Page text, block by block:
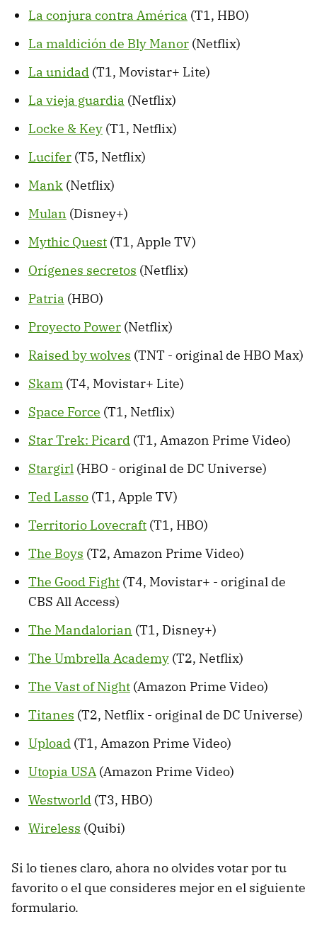
La conjura contra América (T1, HBO)
La maldición de Bly Manor (Netflix)
La unidad (T1, Movistar+ Lite)
La vieja guardia (Netflix)
Locke & Key (T1, Netflix)
Lucifer (T5, Netflix)
Mank (Netflix)
Mulan (Disney+)
Mythic Quest (T1, Apple TV)
Orígenes secretos (Netflix)
Patria (HBO)
Proyecto Power (Netflix)
Raised by wolves (TNT - original de HBO Max)
Skam (T4, Movistar+ Lite)
Space Force (T1, Netflix)
Star Trek: Picard (T1, Amazon Prime Video)
Stargirl (HBO - original de DC Universe)
Ted Lasso (T1, Apple TV)
Territorio Lovecraft (T1, HBO)
The Boys (T2, Amazon Prime Video)
The Good Fight (T4, Movistar+ - original de
CBS All Access)
The Mandalorian (T1, Disney+)
The Umbrella Academy (T2, Netflix)
The Vast of Night (Amazon Prime Video)
Titanes (T2, Netflix - original de DC Universe)
Upload (T1, Amazon Prime Video)
Utopia USA (Amazon Prime Video)
Westworld (T3, HBO)
Wireless (Quibi)
Si lo tienes claro, ahora no olvides votar por tu
favorito o el que consideres mejor en el siguiente
formulario.